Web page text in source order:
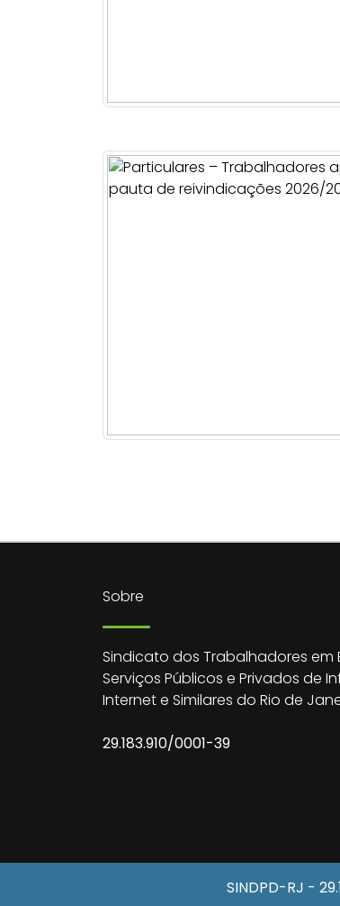
Sobre
Sindicato dos Trabalhadores em
Serviços Públicos e Privados de
Internet e Similares do Rio de
29.183.910/0001-39
SINDPD-RJ -